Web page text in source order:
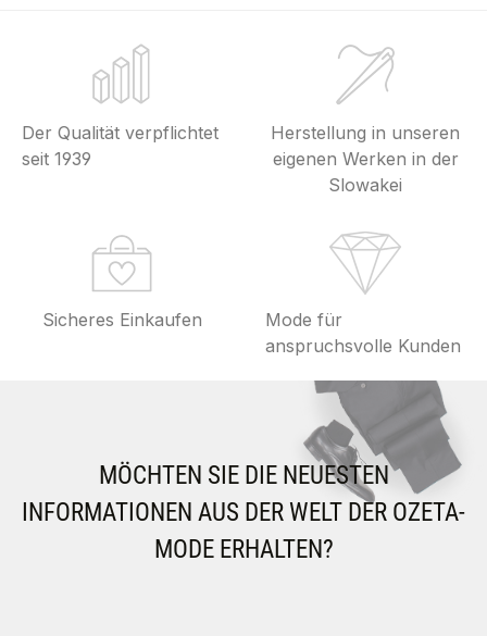
Der Qualität verpflichtet
seit 1939
Herstellung in unseren
eigenen Werken in der
Slowakei
Sicheres Einkaufen
Mode für
anspruchsvolle Kunden
MÖCHTEN SIE DIE NEUESTEN
INFORMATIONEN AUS DER WELT DER OZETA-
MODE ERHALTEN?